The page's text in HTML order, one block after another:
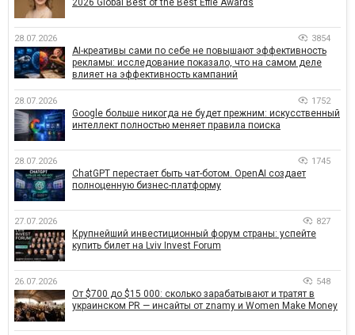
28.07.2026 3854
AI-креативы сами по себе не повышают эффективность
рекламы: исследование показало, что на самом деле
влияет на эффективность кампаний
28.07.2026 1752
Google больше никогда не будет прежним: искусственный
интеллект полностью меняет правила поиска
28.07.2026 1745
ChatGPT перестает быть чат-ботом. OpenAI создает
полноценную бизнес-платформу
27.07.2026 827
Крупнейший инвестиционный форум страны: успейте
купить билет на Lviv Invest Forum
26.07.2026 548
От $700 до $15 000: сколько зарабатывают и тратят в
украинском PR — инсайты от znamy и Women Make Money